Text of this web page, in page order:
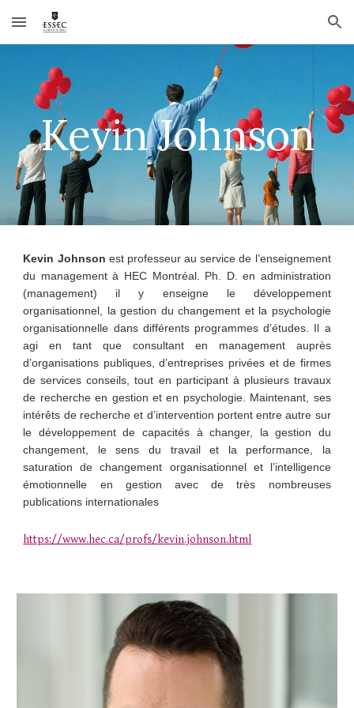
Skip to main content Skip to navigation
Kevin Johnson
Kevin Johnson est professeur au service de l’enseignement
du management à HEC Montréal. Ph. D. en administration
(management) il y enseigne le développement
organisationnel, la gestion du changement et la psychologie
organisationnelle dans différents programmes d’études. Il a
agi en tant que consultant en management auprès
d’organisations publiques, d’entreprises privées et de firmes
de services conseils, tout en participant à plusieurs travaux
de recherche en gestion et en psychologie. Maintenant, ses
intérêts de recherche et d’intervention portent entre autre sur
le développement de capacités à changer, la gestion du
changement, le sens du travail et la performance, la
saturation de changement organisationnel et l’intelligence
émotionnelle en gestion avec de très nombreuses
publications internationales
https://www.hec.ca/profs/kevin.johnson.html